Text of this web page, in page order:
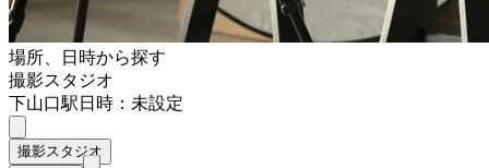
場所、日時から探す
撮影スタジオ
下山口駅日時：未設定
撮影スタジオ